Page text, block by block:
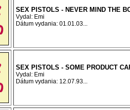
SEX PISTOLS - NEVER MIND THE
Vydal: Emi
Dátum vydania: 01.01.03...
SEX PISTOLS - SOME PRODUCT
Vydal: Emi
Dátum vydania: 12.07.93...